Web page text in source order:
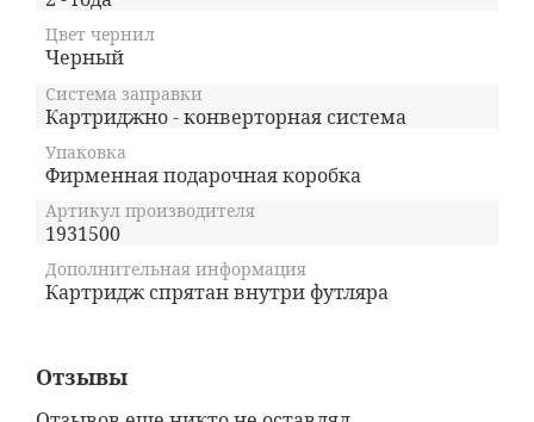
Цвет чернил
Черный
Система заправки
Картриджно - конверторная система
Упаковка
Фирменная подарочная коробка
Артикул производителя
1931500
Дополнительная информация
Картридж спрятан внутри футляра
Отзывы